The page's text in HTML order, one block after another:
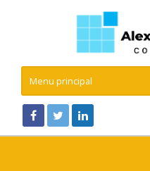
Menu principal